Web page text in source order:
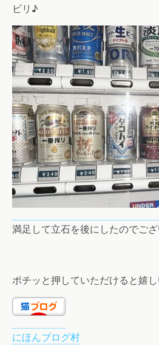
ビリ♪
満足して立石を後にしたのでござ
ポチッと押していただけると嬉
にほんブログ村